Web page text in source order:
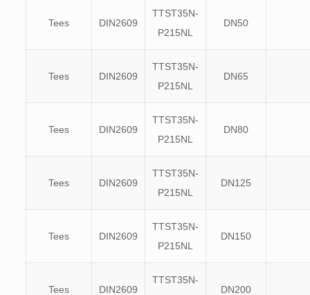
Tees DIN2609
TTST35N-
P215NL
DN50
Tees DIN2609
TTST35N-
P215NL
DN65
Tees DIN2609
TTST35N-
P215NL
DN80
Tees DIN2609
TTST35N-
P215NL
DN125
Tees DIN2609
TTST35N-
P215NL
DN150
Tees DIN2609
TTST35N-
DN200